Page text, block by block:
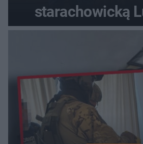
starachowicką